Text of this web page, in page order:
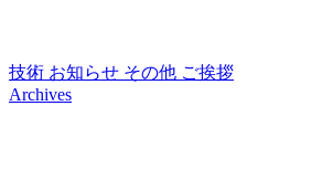
技術 お知らせ その他 ご挨拶
Archives